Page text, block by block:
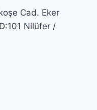
Cad. Eker
Nilüfer /